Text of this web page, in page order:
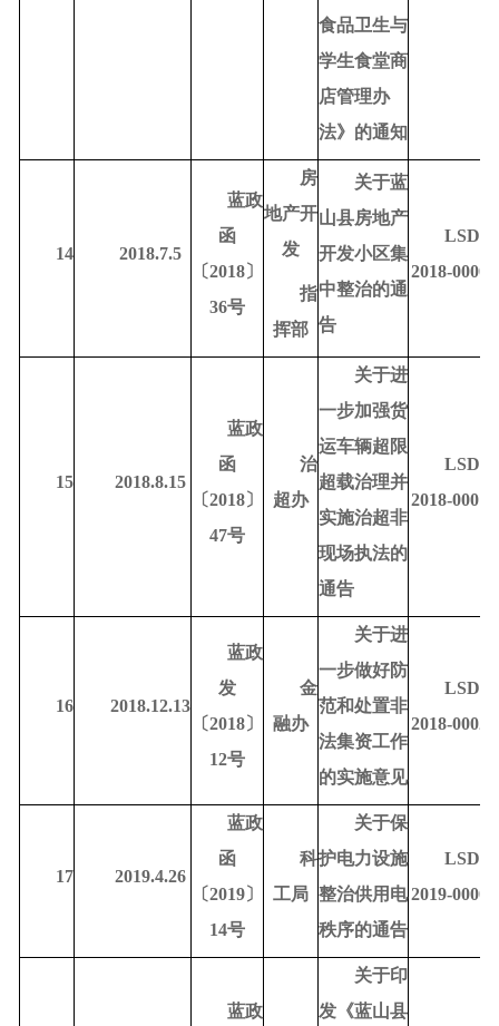
食品卫生与
学生食堂商
店管理办
法》的通知
14 2018.7.5
蓝政
函
〔2018〕
36号
房
地产开
发
指
挥部
关于蓝
山县房地产
开发小区集
中整治的通
告
LSDR-
2018-00009
15 2018.8.15
蓝政
函
〔2018〕
47号
治
超办
关于进
一步加强货
运车辆超限
超载治理并
实施治超非
现场执法的
通告
LSDR-
2018-00016
16 2018.12.13
蓝政
发
〔2018〕
12号
金
融办
关于进
一步做好防
范和处置非
法集资工作
的实施意见
LSDR-
2018-00020
17 2019.4.26
蓝政
函
〔2019〕
14号
科
工局
关于保
护电力设施
整治供用电
秩序的通告
LSDR-
2019-00004
蓝政
关于印
发《蓝山县